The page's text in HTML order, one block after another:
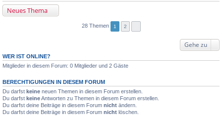
Neues Thema
28 Themen 1 2
Gehe zu
WER IST ONLINE?
Mitglieder in diesem Forum: 0 Mitglieder und 2 Gäste
BERECHTIGUNGEN IN DIESEM FORUM
Du darfst keine neuen Themen in diesem Forum erstellen.
Du darfst keineAntworten zu Themen in diesem Forum erstellen.
Du darfst deine Beiträge in diesem Forum nicht ändern.
Du darfst deine Beiträge in diesem Forum nicht löschen.